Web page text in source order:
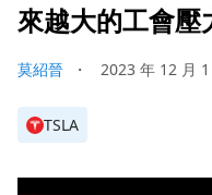
來越大的工會壓
莫紹晉 ・ 2023 年 12 月
TSLA